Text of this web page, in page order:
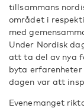
tillsammans
området i
med
Under Nordisk
att ta del av nya
byta erfarenheter
dagen var att
Evenemanget